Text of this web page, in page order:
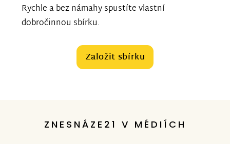
Rychle a bez námahy spustíte vlastní
dobročinnou sbírku.
Založit sbírku
ZNESNÁZE21 V MÉDIÍCH